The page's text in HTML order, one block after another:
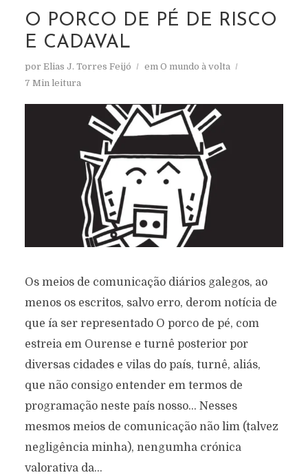
O PORCO DE PÉ DE RISCO
E CADAVAL
por Elias J. Torres Feijó em O mundo à volta
7 Min leitura
Os meios de comunicação diários galegos, ao
menos os escritos, salvo erro, derom notícia de
que ía ser representado O porco de pé, com
estreia em Ourense e turnê posterior por
diversas cidades e vilas do país, turnê, aliás,
que não consigo entender em termos de
programação neste país nosso… Nesses
mesmos meios de comunicação não lim (talvez
negligência minha), nengumha crónica
valorativa da...